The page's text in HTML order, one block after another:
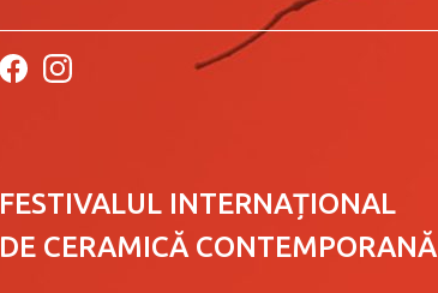
FESTIVALUL INTERNAȚIONAL
DE CERAMICĂ CONTEMPORANĂ